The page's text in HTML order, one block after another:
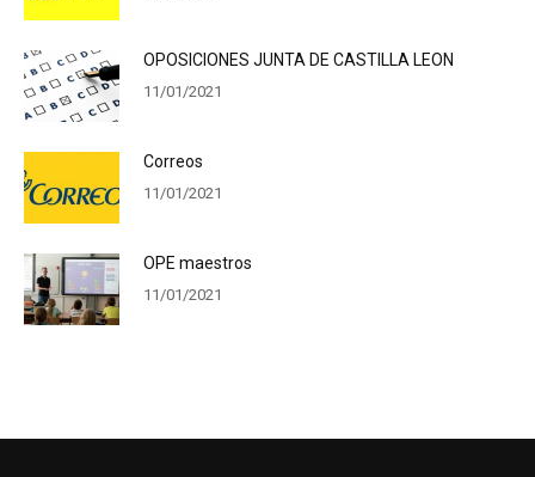
OPOSICIONES JUNTA DE CASTILLA LEON
11/01/2021
Correos
11/01/2021
OPE maestros
11/01/2021